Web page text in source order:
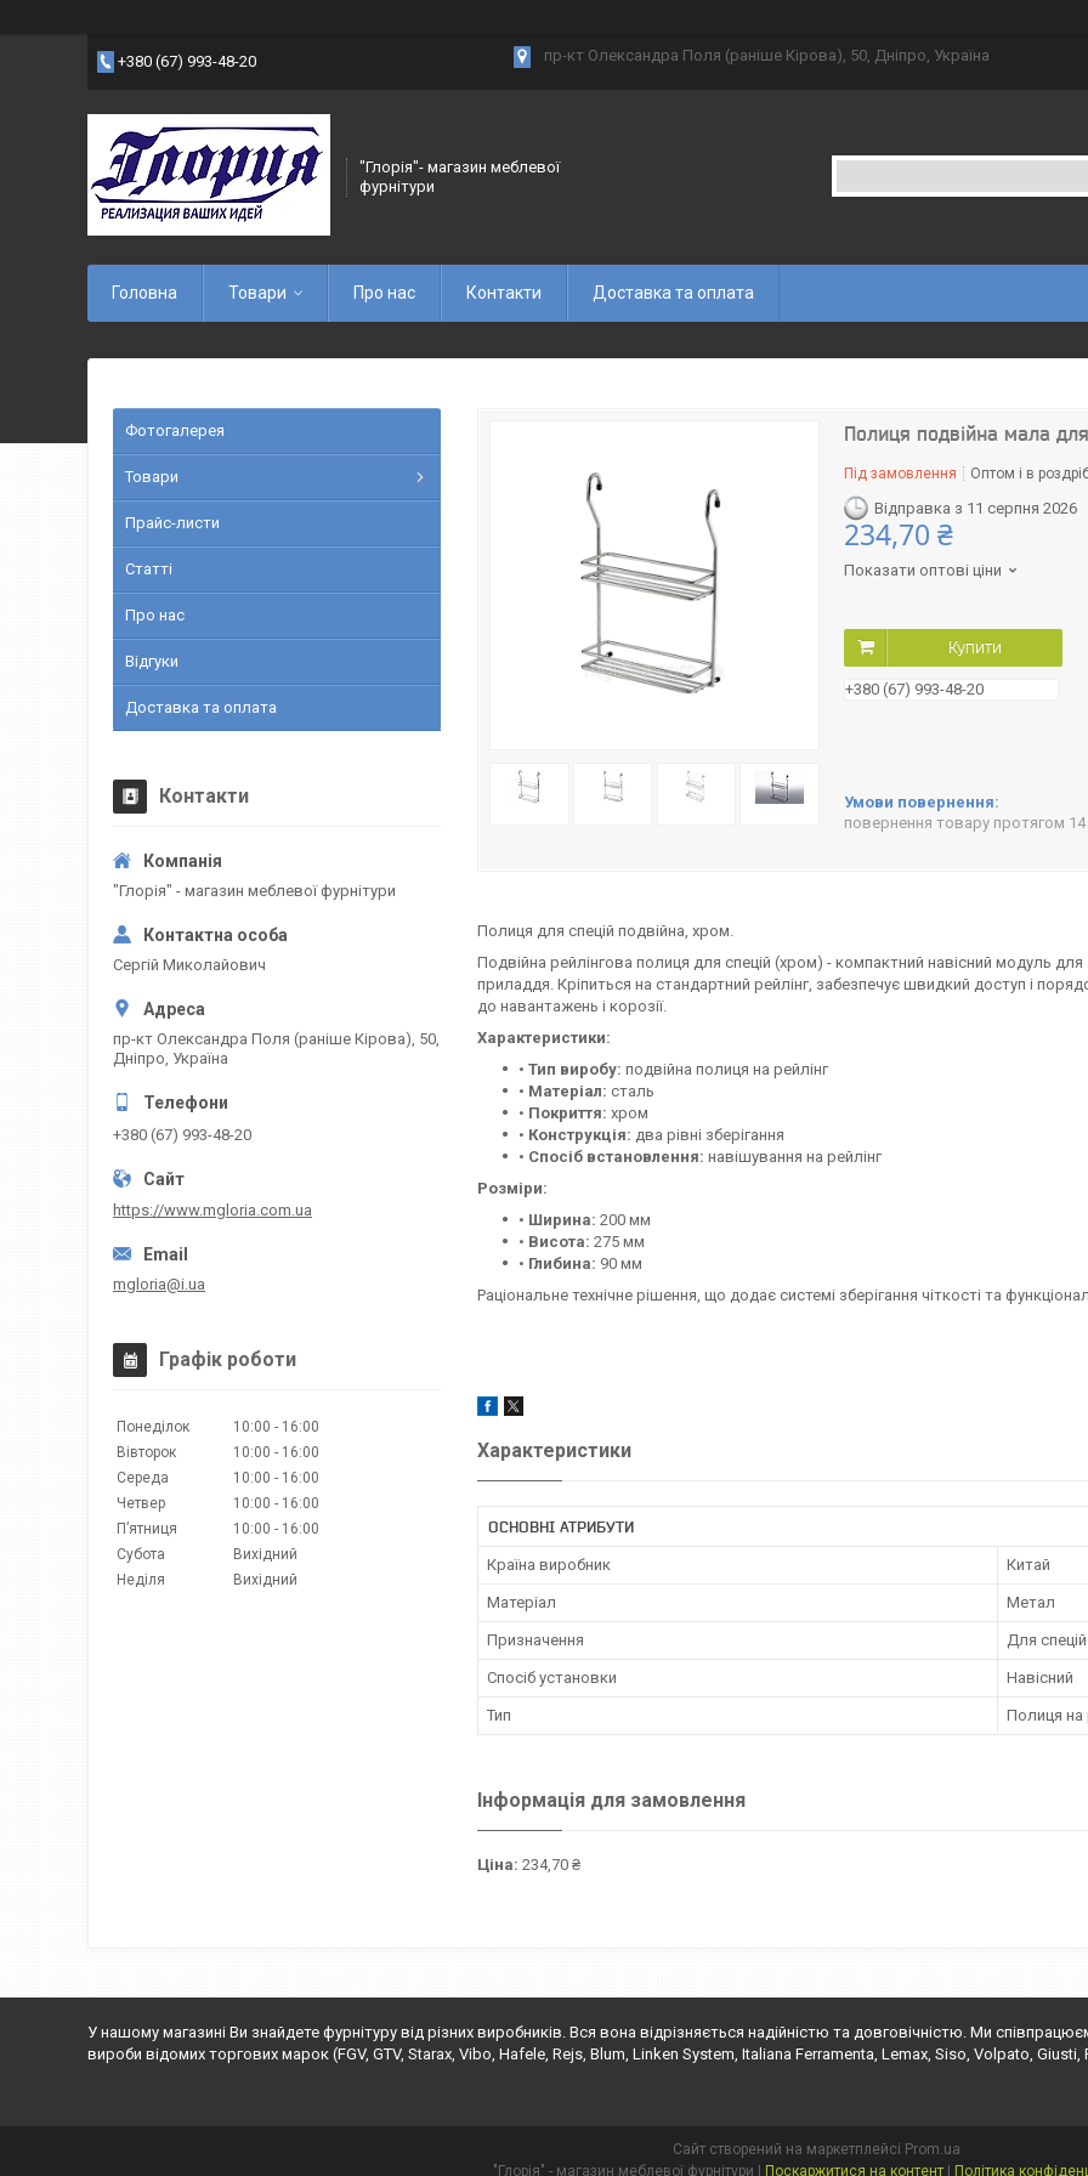
+380 (67) 993-48-20 пр-кт Олександра Поля (раніше Кірова), 50, Дніпро, Україна
"Глорія"- магазин меблевої
фурнітури
Головна Товари Про нас Контакти Доставка та оплата
Полиця подвійна мала
Під замовлення Оптом і в
Відправка з 11 серпня 2026
234,70 ₴
Показати оптові ціни
Купити
+380 (67) 993-48-20
повернення товару протягом 14
Полиця для спецій подвійна, хром.
Подвійна рейлінгова полиця для спецій (хром) - компактний навісний модуль для
приладдя. Кріпиться на стандартний рейлінг, забезпечує швидкий доступ і
до навантажень і корозії.
Характеристики:
• Тип виробу: подвійна полиця на рейлінг
• Матеріал: сталь
• Покриття: хром
• Конструкція: два рівні зберігання
• Спосіб встановлення: навішування на рейлінг
Розміри:
• Ширина: 200 мм
• Висота: 275 мм
• Глибина: 90 мм
Раціональне технічне рішення, що додає системі зберігання чіткості та
Характеристики
ОСНОВНІ АТРИБУТИ
Країна виробник Китай
Матеріал Метал
Призначення Для спецій
Спосіб установки Навісний
Тип Полиця на
Інформація для замовлення
Ціна: 234,70 ₴
Фотогалерея
Товари
Прайс-листи
Статті
Про нас
Відгуки
Доставка та оплата
Контакти
"Глорія" - магазин меблевої фурнітури
Сергій Миколайович
пр-кт Олександра Поля (раніше Кірова), 50,
Дніпро, Україна
+380 (67) 993-48-20
https://www.mgloria.сom.ua
mgloria@i.ua
Графік роботи
Понеділок 10:00
16:00
Вівторок
10:00
16:00
Середа
10:00
16:00
Четвер
10:00
16:00
Пʼятниця
10:00
16:00
Субота
Вихідний
Неділя
Вихідний
У нашому магазині Ви знайдете фурнітуру від різних виробників. Вся вона відрізняється надійністю та довговічністю. Ми
вироби відомих торгових марок (FGV, GTV, Starax, Vibo, Hafele, Rejs, Blum, Linken System, Italiana Ferramenta, Lemax, Siso, Volpato,
Сайт створений на маркетплейсі Prom.ua
Поскаржитися на контент Політика